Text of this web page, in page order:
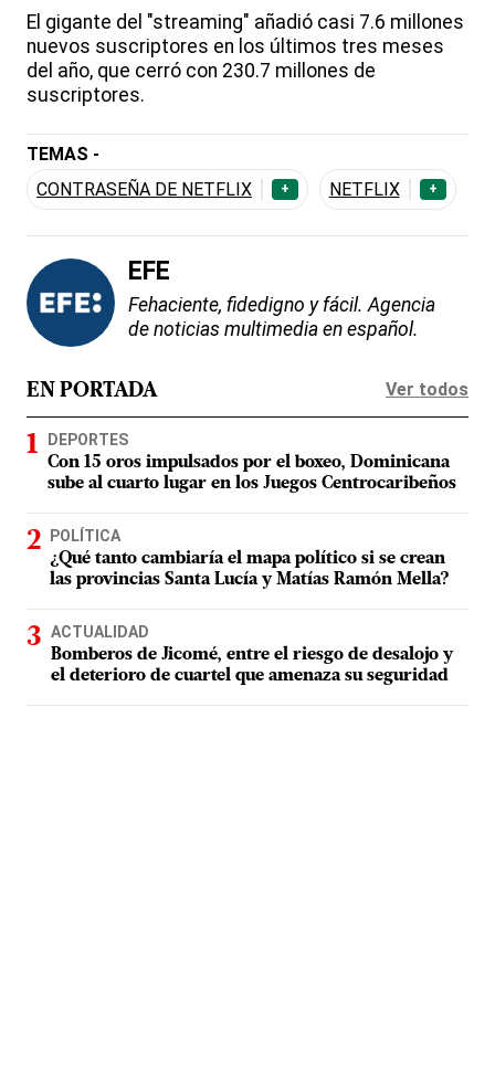
El gigante del "streaming" añadió casi 7.6 millones
nuevos suscriptores en los últimos tres meses
del año, que cerró con 230.7 millones de
suscriptores.
TEMAS -
CONTRASEÑA DE NETFLIX
+ NETFLIX +
EFE
Fehaciente, fidedigno y fácil. Agencia
de noticias multimedia en español.
EN PORTADA Ver todos
DEPORTES
Con 15 oros impulsados por el boxeo, Dominicana
sube al cuarto lugar en los Juegos Centrocaribeños
POLÍTICA
¿Qué tanto cambiaría el mapa político si se crean
las provincias Santa Lucía y Matías Ramón Mella?
ACTUALIDAD
Bomberos de Jicomé, entre el riesgo de desalojo y
el deterioro de cuartel que amenaza su seguridad